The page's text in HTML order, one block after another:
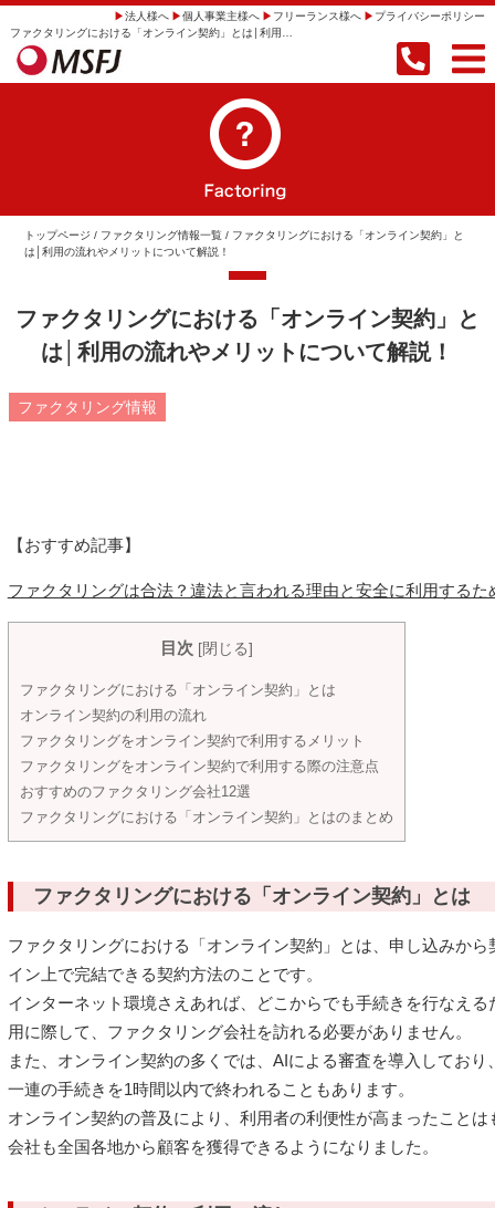
法人様へ 個人事業主様へ フリーランス様へ プライバシーポリシー
トップページ / ファクタリング情報一覧 / ファクタリングにおける「オンライン契約」と
は│利用の流れやメリットについて解説！
ファクタリングにおける「オンライン契約」と
は│利用の流れやメリットについて解説！
ファクタリング情報
【おすすめ記事】
ファクタリングは合法？違法と言われる理由と安全に利用する
目次 [閉じる]
ファクタリングにおける「オンライン契約」とは
オンライン契約の利用の流れ
ファクタリングをオンライン契約で利用するメリット
ファクタリングをオンライン契約で利用する際の注意点
おすすめのファクタリング会社12選
ファクタリングにおける「オンライン契約」とはのまとめ
ファクタリングにおける「オンライン契約」とは
ファクタリングにおける「オンライン契約」とは、申し込みか
イン上で完結できる契約方法のことです。
インターネット環境さえあれば、どこからでも手続きを行なえ
用に際して、ファクタリング会社を訪れる必要がありません。
また、オンライン契約の多くでは、AIによる審査を導入してお
一連の手続きを1時間以内で終われることもあります。
オンライン契約の普及により、利用者の利便性が高まったこと
会社も全国各地から顧客を獲得できるようになりました。